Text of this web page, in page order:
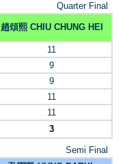
Quarter Final
趙頌熙 CHIU CHUNG HEI
11
9
9
11
11
3
Semi Final